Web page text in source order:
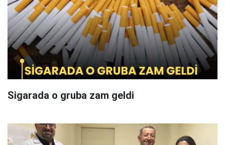
Sigarada o gruba zam geldi